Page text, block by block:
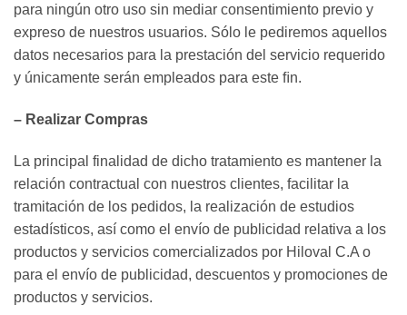
para ningún otro uso sin mediar consentimiento previo y
expreso de nuestros usuarios. Sólo le pediremos aquellos
datos necesarios para la prestación del servicio requerido
y únicamente serán empleados para este ﬁn.
– Realizar Compras
La principal finalidad de dicho tratamiento es mantener la
relación contractual con nuestros clientes, facilitar la
tramitación de los pedidos, la realización de estudios
estadísticos, así como el envío de publicidad relativa a los
productos y servicios comercializados por Hiloval C.A o
para el envío de publicidad, descuentos y promociones de
productos y servicios.